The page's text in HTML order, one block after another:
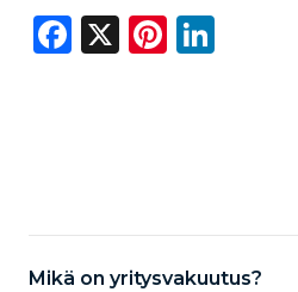
Facebook
X
Mikä on yritysvakuutus?